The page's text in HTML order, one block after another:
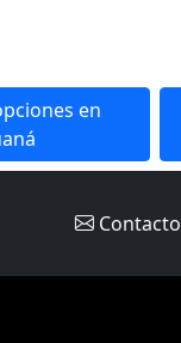
en
Contacto